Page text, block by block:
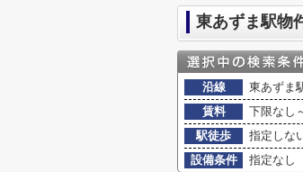
東あずま駅物
沿線
東あずま
賃料
下限なし
駅徒歩
指定しな
設備条件
指定なし